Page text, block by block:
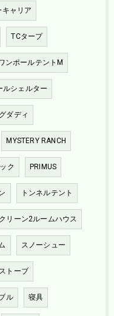
キャリア
TCタープ
ンポールテントM
ルシェルター
ダディ
MYSTERY RANCH
ク PRIMUS
トンネルテント
リーン2ルームハウス
スノーシュー
トーブ
ル 寝具